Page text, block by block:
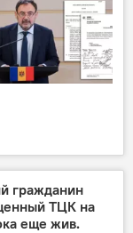
гражданин
ТЦК на
еще жив.